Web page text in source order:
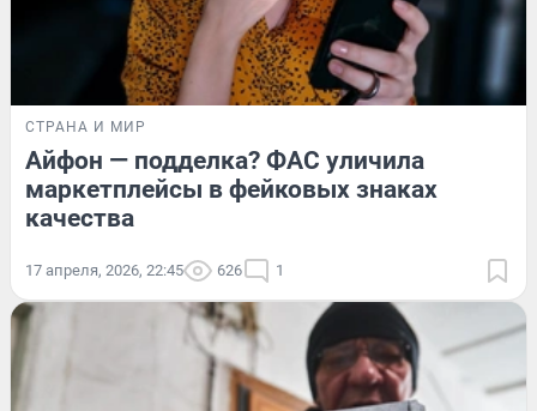
СТРАНА И МИР
Айфон — подделка? ФАС уличила
маркетплейсы в фейковых знаках
качества
17 апреля, 2026, 22:45 626 1